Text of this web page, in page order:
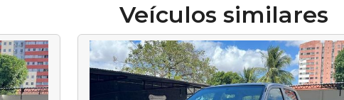
Veículos similares